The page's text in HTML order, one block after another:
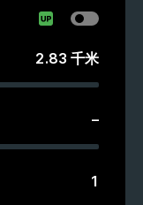
2.83 千米
–
1